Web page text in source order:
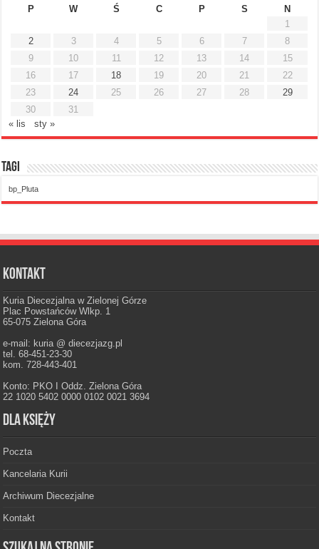
P
W Ś C P S
N
1
2
3 4 5 6 7
8
9
10 11 12 13 14
15
16
17 18 19 20 21
22
23
24 25 26 27 28
29
30
31
« lis
sty »
Tagi
bp_Pluta
Kontakt
Kuria Diecezjalna w Zielonej Górze
Plac Powstańców Wlkp. 1
65-075 Zielona Góra
e-mail: kuria @ diecezjazg.pl
tel. 68-451-23-30
kom. 728-443-401
Konto: PKO I Oddz. Zielona Góra
22 1020 5402 0000 0102 0021 3694
Dla księży
Poczta
Kancelaria Kurii
Archiwum Diecezjalne
Kontakt